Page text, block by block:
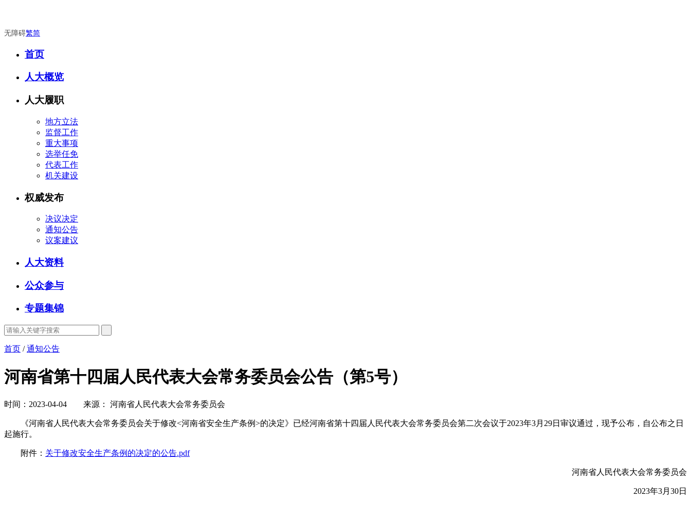
无障碍繁简
首页
人大概览
人大履职
地方立法
监督工作
重大事项
选举任免
代表工作
机关建设
权威发布
决议决定
通知公告
议案建议
人大资料
公众参与
专题集锦
首页 /通知公告
河南省第十四届人民代表大会常务委员会公告（第5号）
时间：2023-04-04 来源： 河南省人民代表大会常务委员会
《河南省人民代表大会常务委员会关于修改<河南省安全生产条例>的决定》已经河南省第十四届人民代表大会常务委员会第二次会议于2023年3月29日审议通过，现予公布，自公布之日
起施行。
附件： 关于修改安全生产条例的决定的公告.pdf
河南省人民代表大会常务委员会
2023年3月30日